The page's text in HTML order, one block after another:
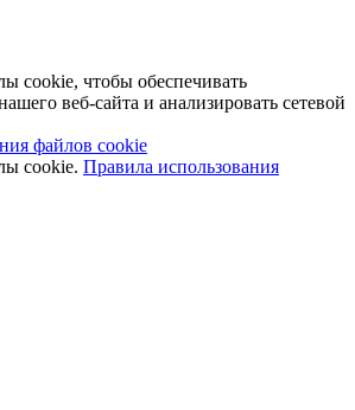
cookie, чтобы обеспечивать
веб-сайта и анализировать сетевой
файлов cookie
cookie. Правила использования